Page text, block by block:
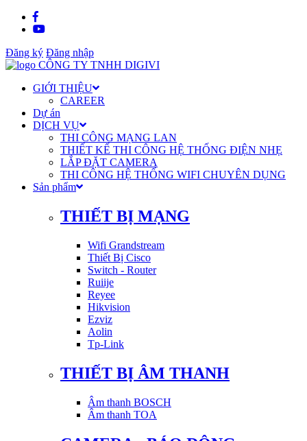
Đăng ký Đăng nhập
GIỚI THIỆU
CAREER
Dự án
DỊCH VỤ
THI CÔNG MẠNG LAN
THIẾT KẾ THI CÔNG HỆ THỐNG ĐIỆN NHẸ
LẮP ĐẶT CAMERA
THI CÔNG HỆ THỐNG WIFI CHUYÊN DỤNG
Sản phẩm
THIẾT BỊ MẠNG
Wifi Grandstream
Thiết Bị Cisco
Switch - Router
Ruiije
Reyee
Hikvision
Ezviz
Aolin
Tp-Link
THIẾT BỊ ÂM THANH
Âm thanh BOSCH
Âm thanh TOA